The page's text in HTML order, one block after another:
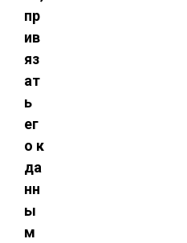
пр
ив
яз
ат
ь
ег
о к
да
нн
ы
м